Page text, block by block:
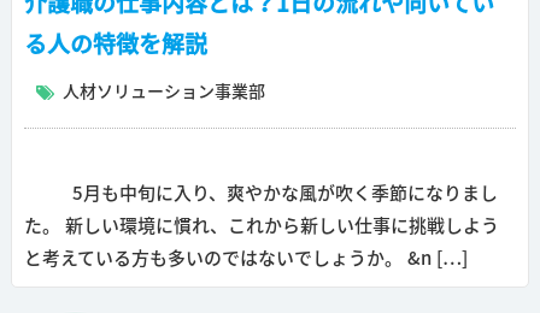
る人の特徴を解説
人材ソリューション事業部
5月も中旬に入り、爽やかな風が吹く季節になりまし
た。 新しい環境に慣れ、これから新しい仕事に挑戦しよう
と考えている方も多いのではないでしょうか。 &n […]